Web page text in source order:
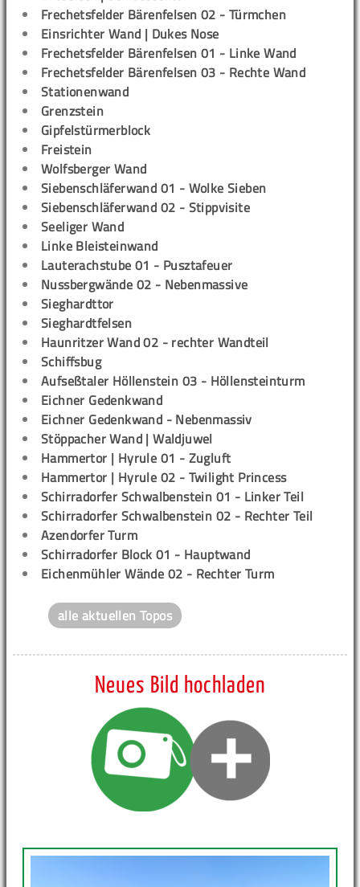
Frechetsfelder Bärenfelsen 02 - Türmchen
Einsrichter Wand | Dukes Nose
Frechetsfelder Bärenfelsen 01 - Linke Wand
Frechetsfelder Bärenfelsen 03 - Rechte Wand
Stationenwand
Grenzstein
Gipfelstürmerblock
Freistein
Wolfsberger Wand
Siebenschläferwand 01 - Wolke Sieben
Siebenschläferwand 02 - Stippvisite
Seeliger Wand
Linke Bleisteinwand
Lauterachstube 01 - Pusztafeuer
Nussbergwände 02 - Nebenmassive
Sieghardttor
Sieghardtfelsen
Haunritzer Wand 02 - rechter Wandteil
Schiffsbug
Aufseßtaler Höllenstein 03 - Höllensteinturm
Eichner Gedenkwand
Eichner Gedenkwand - Nebenmassiv
Stöppacher Wand | Waldjuwel
Hammertor | Hyrule 01 - Zugluft
Hammertor | Hyrule 02 - Twilight Princess
Schirradorfer Schwalbenstein 01 - Linker Teil
Schirradorfer Schwalbenstein 02 - Rechter Teil
Azendorfer Turm
Schirradorfer Block 01 - Hauptwand
Eichenmühler Wände 02 - Rechter Turm
alle aktuellen Topos
Neues Bild hochladen